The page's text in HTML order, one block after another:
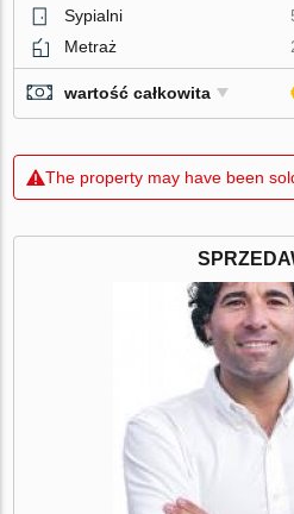
Sypialni
Metraż
wartość całkowita
The property may have been